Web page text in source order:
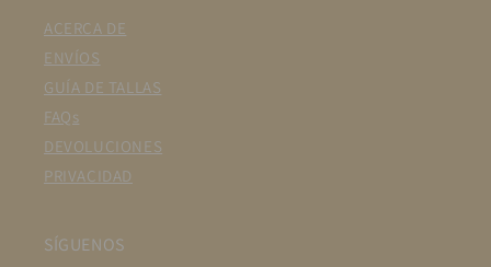
ACERCA DE
ENVÍOS
GUÍA DE TALLAS
FAQs
DEVOLUCIONES
PRIVACIDAD
SÍGUENOS